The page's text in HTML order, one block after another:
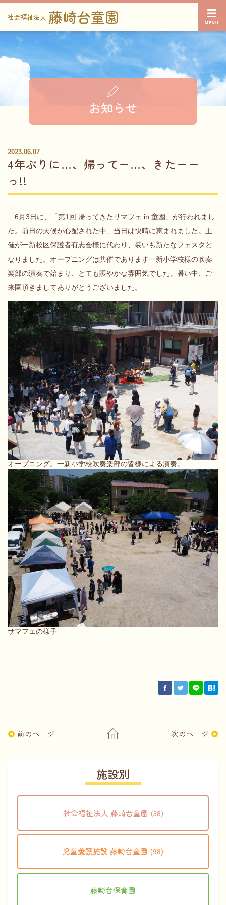
社会福祉法人 藤崎台童園
お知らせ
2023.06.07
4年ぶりに…、帰ってー…、きたーー
っ!!
6月3日に、「第1回 帰ってきたサマフェ in 童園」が行われまし
た。前日の天候が心配された中、当日は快晴に恵まれました。主
催が一新校区保護者有志会様に代わり、装いも新たなフェスタと
なりました。オープニングは共催であります一新小学校様の吹奏
楽部の演奏で始まり、とても賑やかな雰囲気でした。暑い中、ご
来園頂きましてありがとうございました。
オープニング。一新小学校吹奏楽部の皆様による演奏。
サマフェの様子
前のページ 次のページ
施設別
社会福祉法人 藤崎台童園 (38)
児童養護施設 藤崎台童園 (98)
藤崎台保育園